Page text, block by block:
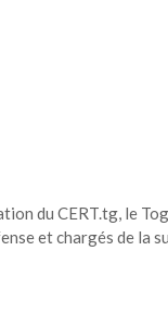
du CERT.tg, le
et chargés de la